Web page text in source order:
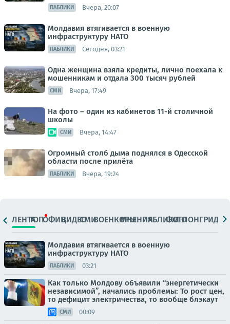
ПАБЛИКИ Вчера, 20:07
Молдавия втягивается в военную
инфраструктуру НАТО
ПАБЛИКИ Сегодня, 03:21
Одна женщина взяла кредиты, лично поехала к
мошенникам и отдала 300 тысяч рублей
СМИ Вчера, 17:49
На фото – один из кабинетов 11-й столичной
школы
СМИ Вчера, 14:47
Огромный столб дыма поднялся в Одесской
области после прилёта
ПАБЛИКИ Вчера, 19:24
ЛЕНТАТОПОФИЦ.ВИДЕОСМИВОЕНКОРЫМНЕНИЯПАБЛИКИ
ФОТОЛОНГРИДЫ
Молдавия втягивается в военную
инфраструктуру НАТО
ПАБЛИКИ 03:21
Как только Молдову объявили “энергетически
независимой”, начались проблемы: То рост цен,
то дефицит электричества, то вообще блэкаут
СМИ 00:09